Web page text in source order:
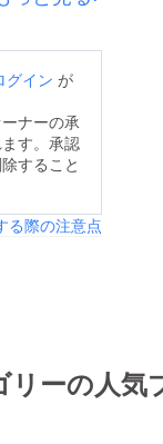
グイン が
ナーの承
す。承認
すること
る際の注意点
リーの人気